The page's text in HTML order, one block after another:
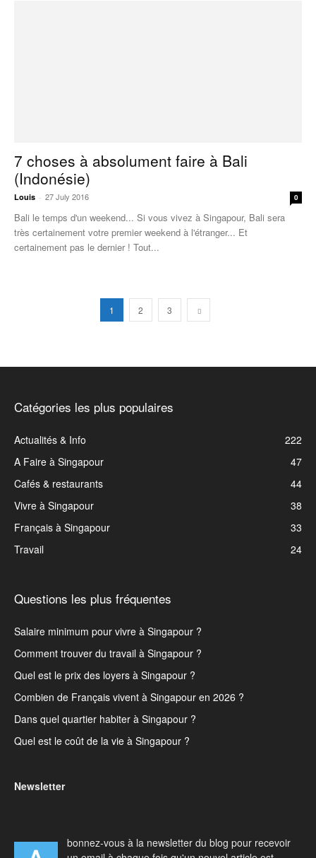
7 choses à absolument faire à Bali
(Indonésie)
Louis - 27 July 2016 0
Bali le temps d'un weekend... Si vous vivez à Singapour, Bali sera
très certainement votre premier weekend à l'étranger... Et
certainement pas le dernier ! Tout...
1 2 3
Catégories les plus populaires
Actualités & Info
222
A Faire à Singapour
47
Cafés & restaurants
44
Vivre à Singapour
38
Français à Singapour
33
Travail
24
Questions les plus fréquentes
Salaire minimum pour vivre à Singapour ?
Comment trouver du travail à Singapour ?
Quel est le prix des loyers à Singapour ?
Combien de Français vivent à Singapour en 2026 ?
Dans quel quartier habiter à Singapour ?
Quel est le coût de la vie à Singapour ?
Newsletter
bonnez-vous à la newsletter du blog pour recevoir